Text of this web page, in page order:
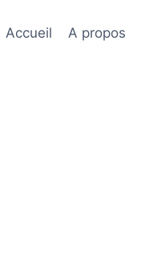
Accueil A propos